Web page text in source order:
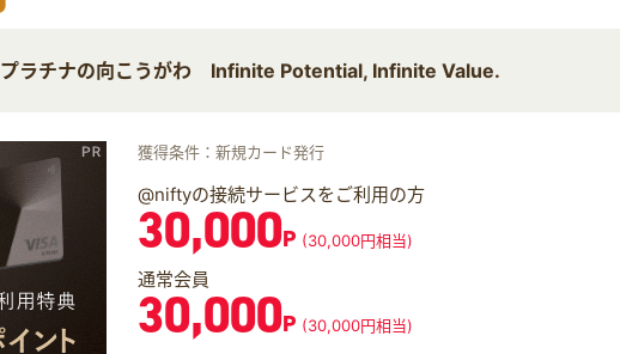
お知らせ
初心者ガイド
プラチナの向こうがわ Infinite Potential, Infinite Value.
獲得条件：新規カード発行
@niftyの接続サービスをご利用の方
30,000P (30,000円相当)
通常会員
30,000P (30,000円相当)